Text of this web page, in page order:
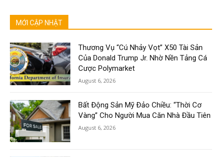
MỚI CẬP NHẬT
Thương Vụ “Cú Nhảy Vọt” X50 Tài Sản
Của Donald Trump Jr. Nhờ Nền Tảng Cá
Cược Polymarket
August 6, 2026
Bất Động Sản Mỹ Đảo Chiều: “Thời Cơ
Vàng” Cho Người Mua Căn Nhà Đầu Tiên
August 6, 2026